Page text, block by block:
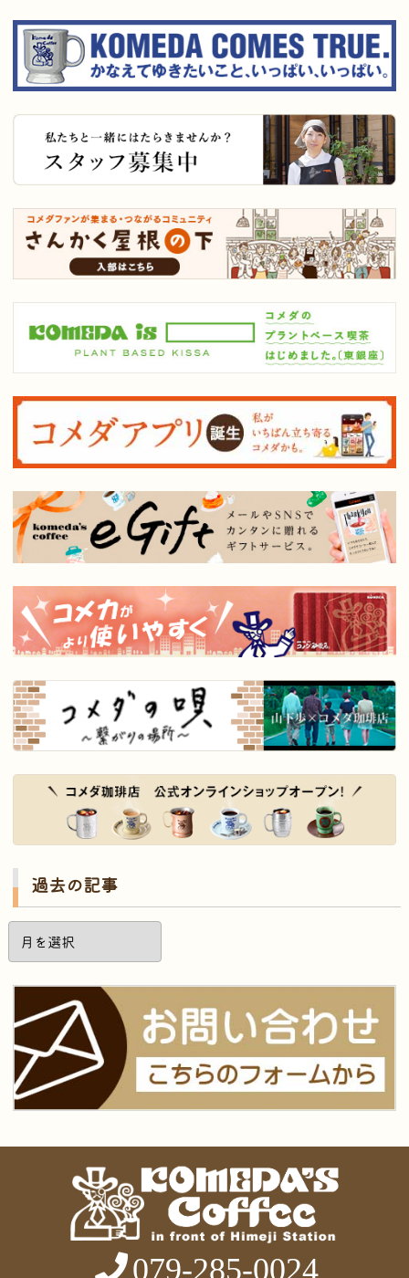
過去の記事
過
去
の
事
079-285-0024